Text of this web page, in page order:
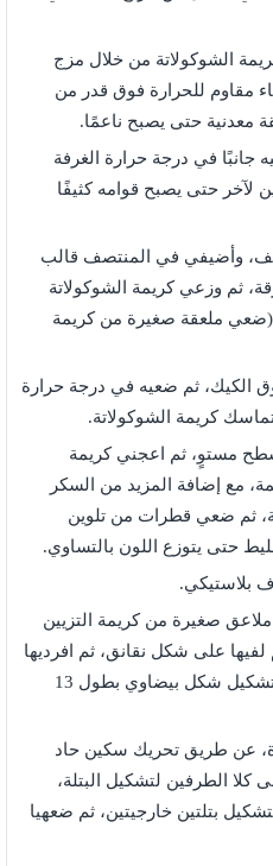
الشوكولاتة من خلال مزج
مقاوم للحرارة فوق قدر من
معدنية حتى يصبح ناعمًا.
جانبًا في درجة حرارة الغرفة
لآخر حتى يصبح قوامه كثيفًا
وأضيفي في المنتصف قالب
ثم وزعي كريمة الشوكولاتة
(ضعي ملعقة صغيرة من كريمة
الكيك، ثم ضعيه في درجة حرارة
كريمة الشوكولاتة.
مستوٍ، ثم اعجني كريمة
مع إضافة المزيد من السكر
ثم ضعي قطرات من تلوين
حتى يتوزع اللون بالتساوي.
بلاستيكي.
خذي 3 ملاعق صغيرة من كريمة التزيين
لفيها على شكل نقانق، ثم افرديها
بين ورقتين من ورق الخبز لتشكيل شكل بيضاوي بطول 13
عن طريق تحريك سكين حاد
الطرفين لتشكيل البتلة،
بتلتين خارجيتين، ثم ضعهيا